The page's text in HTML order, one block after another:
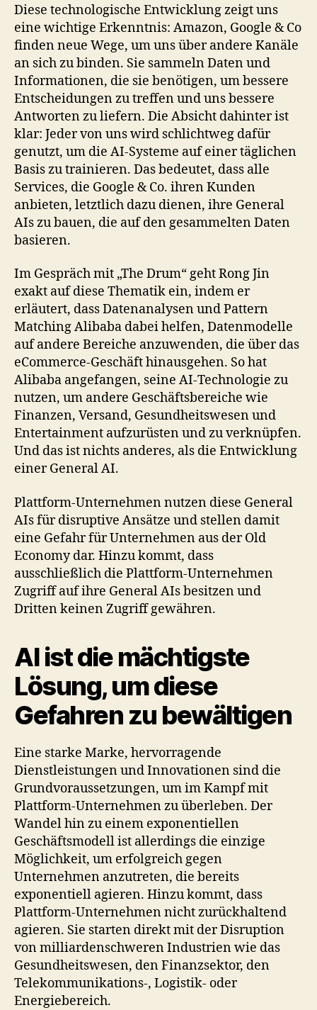
Diese technologische Entwicklung zeigt uns
eine wichtige Erkenntnis: Amazon, Google & Co
finden neue Wege, um uns über andere Kanäle
an sich zu binden. Sie sammeln Daten und
Informationen, die sie benötigen, um bessere
Entscheidungen zu treffen und uns bessere
Antworten zu liefern. Die Absicht dahinter ist
klar: Jeder von uns wird schlichtweg dafür
genutzt, um die AI-Systeme auf einer täglichen
Basis zu trainieren. Das bedeutet, dass alle
Services, die Google & Co. ihren Kunden
anbieten, letztlich dazu dienen, ihre General
AIs zu bauen, die auf den gesammelten Daten
basieren.
Im Gespräch mit „The Drum“ geht Rong Jin
exakt auf diese Thematik ein, indem er
erläutert, dass Datenanalysen und Pattern
Matching Alibaba dabei helfen, Datenmodelle
auf andere Bereiche anzuwenden, die über das
eCommerce-Geschäft hinausgehen. So hat
Alibaba angefangen, seine AI-Technologie zu
nutzen, um andere Geschäftsbereiche wie
Finanzen, Versand, Gesundheitswesen und
Entertainment aufzurüsten und zu verknüpfen.
Und das ist nichts anderes, als die Entwicklung
einer General AI.
Plattform-Unternehmen nutzen diese General
AIs für disruptive Ansätze und stellen damit
eine Gefahr für Unternehmen aus der Old
Economy dar. Hinzu kommt, dass
ausschließlich die Plattform-Unternehmen
Zugriff auf ihre General AIs besitzen und
Dritten keinen Zugriff gewähren.
AI ist die mächtigste
Lösung, um diese
Gefahren zu bewältigen
Eine starke Marke, hervorragende
Dienstleistungen und Innovationen sind die
Grundvoraussetzungen, um im Kampf mit
Plattform-Unternehmen zu überleben. Der
Wandel hin zu einem exponentiellen
Geschäftsmodell ist allerdings die einzige
Möglichkeit, um erfolgreich gegen
Unternehmen anzutreten, die bereits
exponentiell agieren. Hinzu kommt, dass
Plattform-Unternehmen nicht zurückhaltend
agieren. Sie starten direkt mit der Disruption
von milliardenschweren Industrien wie das
Gesundheitswesen, den Finanzsektor, den
Telekommunikations-, Logistik- oder
Energiebereich.